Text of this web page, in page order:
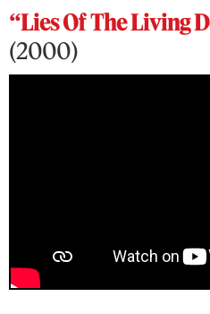
“Lies Of The Living
(2000)